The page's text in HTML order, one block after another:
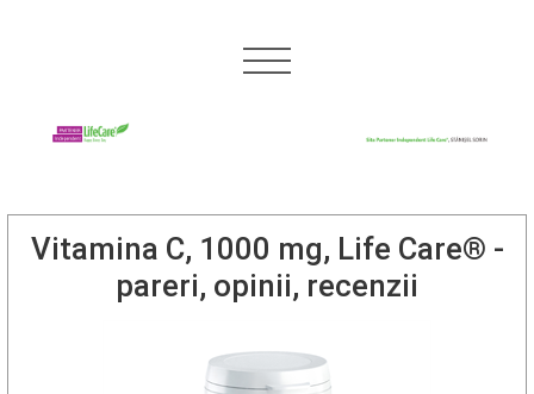
Vitamina C, 1000 mg, Life Care® -
pareri, opinii, recenzii